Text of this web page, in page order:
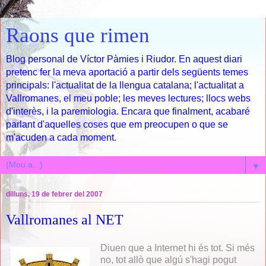
Raons que rimen
Blog personal de Víctor Pàmies i Riudor. En aquest diari
pretenc fer la meva aportació a partir dels següents temes
principals: l'actualitat de la llengua catalana; l'actualitat a
Vallromanes, el meu poble; les meves lectures; llocs webs
d'interès, i la paremiologia. Encara que finalment, acabaré
parlant d'aquelles coses que em preocupen o que se
m'acuden a cada moment.
▼
dilluns, 19 de febrer del 2007
Vallromanes al NET
Diuen que a Internet hi és tot. Si més
no, tot allò que algú s'hagi pogut